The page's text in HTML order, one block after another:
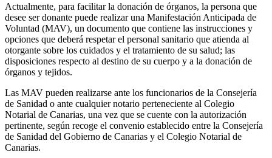
Actualmente, para facilitar la donación de órganos, la persona que
desee ser donante puede realizar una Manifestación Anticipada de
Voluntad (MAV), un documento que contiene las instrucciones y
opciones que deberá respetar el personal sanitario que atienda al
otorgante sobre los cuidados y el tratamiento de su salud; las
disposiciones respecto al destino de su cuerpo y a la donación de
órganos y tejidos.
Las MAV pueden realizarse ante los funcionarios de la Consejería
de Sanidad o ante cualquier notario perteneciente al Colegio
Notarial de Canarias, una vez que se cuente con la autorización
pertinente, según recoge el convenio establecido entre la Consejería
de Sanidad del Gobierno de Canarias y el Colegio Notarial de
Canarias.